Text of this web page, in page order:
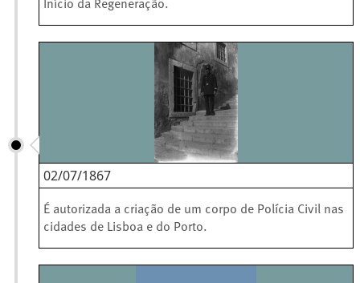
Início da Regeneração.
02/07/1867
É autorizada a criação de um corpo de Polícia Civil nas
cidades de Lisboa e do Porto.